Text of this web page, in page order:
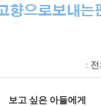
:
보고 싶은 아들에게